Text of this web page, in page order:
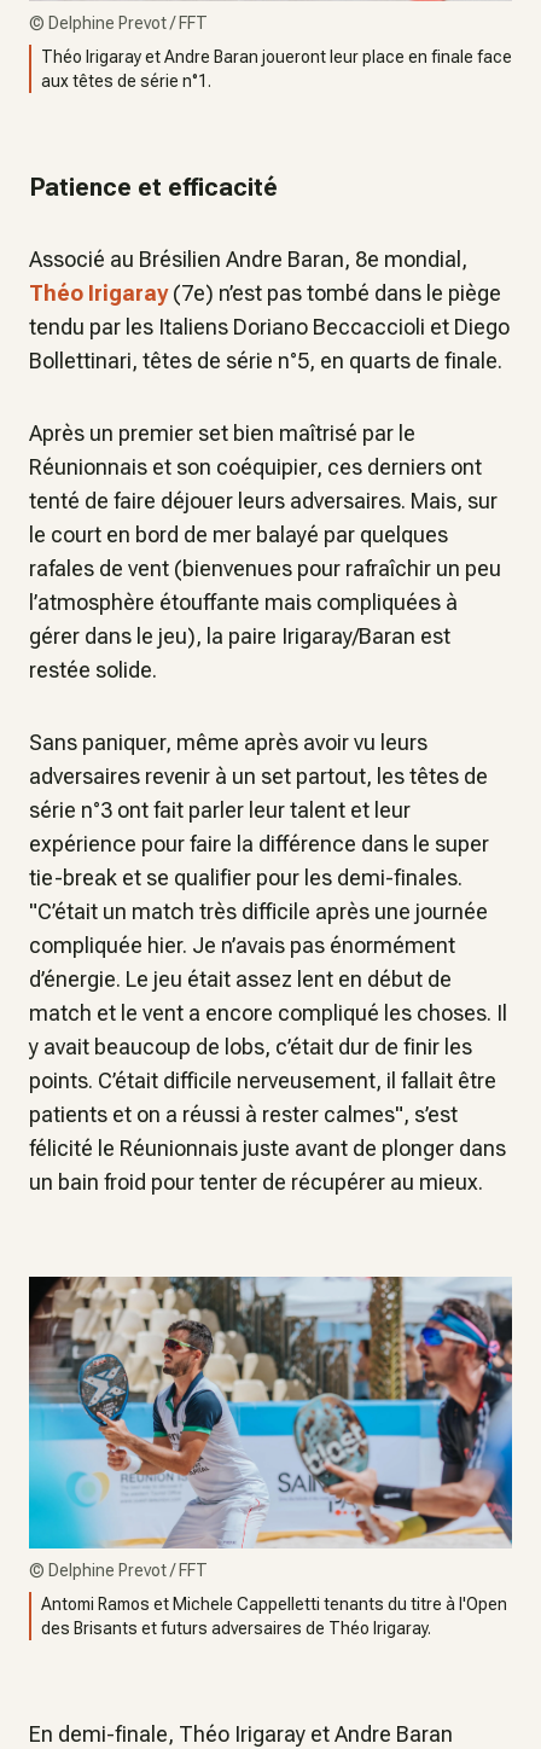
© Delphine Prevot / FFT
Théo Irigaray et Andre Baran joueront leur place en finale face
aux têtes de série n°1.
Patience et efficacité
Associé au Brésilien Andre Baran, 8e mondial,
Théo Irigaray(7e) n’est pas tombé dans le piège
tendu par les Italiens Doriano Beccaccioli et Diego
Bollettinari, têtes de série n°5, en quarts de finale.
Après un premier set bien maîtrisé par le
Réunionnais et son coéquipier, ces derniers ont
tenté de faire déjouer leurs adversaires. Mais, sur
le court en bord de mer balayé par quelques
rafales de vent (bienvenues pour rafraîchir un peu
l’atmosphère étouffante mais compliquées à
gérer dans le jeu), la paire Irigaray/Baran est
restée solide.
Sans paniquer, même après avoir vu leurs
adversaires revenir à un set partout, les têtes de
série n°3 ont fait parler leur talent et leur
expérience pour faire la différence dans le super
tie-break et se qualifier pour les demi-finales.
"C’était un match très difficile après une journée
compliquée hier. Je n’avais pas énormément
d’énergie. Le jeu était assez lent en début de
match et le vent a encore compliqué les choses. Il
y avait beaucoup de lobs, c’était dur de finir les
points. C’était difficile nerveusement, il fallait être
patients et on a réussi à rester calmes", s’est
félicité le Réunionnais juste avant de plonger dans
un bain froid pour tenter de récupérer au mieux.
© Delphine Prevot / FFT
Antomi Ramos et Michele Cappelletti tenants du titre à l'Open
des Brisants et futurs adversaires de Théo Irigaray.
En demi-finale, Théo Irigaray et Andre Baran